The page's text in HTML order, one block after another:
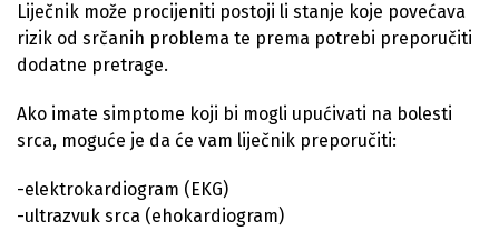
Liječnik može procijeniti postoji li stanje koje povećava
rizik od srčanih problema te prema potrebi preporučiti
dodatne pretrage.
Ako imate simptome koji bi mogli upućivati na bolesti
srca, moguće je da će vam liječnik preporučiti:
-elektrokardiogram (EKG)
-ultrazvuk srca (ehokardiogram)